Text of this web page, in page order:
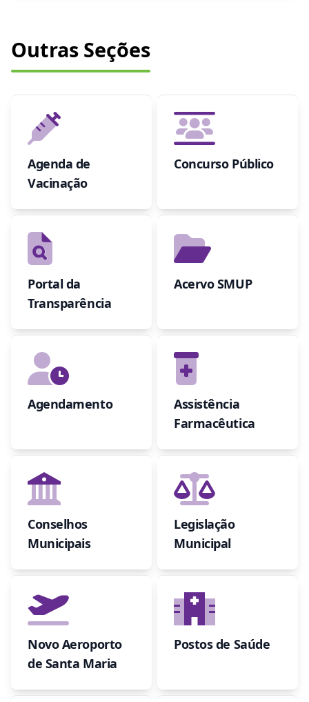
Outras Seções
Agenda de
Vacinação
Concurso Público
Portal da
Transparência
Acervo SMUP
Agendamento
Assistência
Farmacêutica
Conselhos
Municipais
Legislação
Municipal
Novo Aeroporto
de Santa Maria
Postos de Saúde